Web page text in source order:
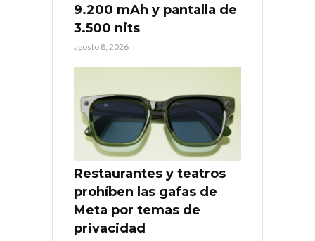
9.200 mAh y pantalla de
3.500 nits
agosto 8, 2026
Restaurantes y teatros
prohíben las gafas de
Meta por temas de
privacidad